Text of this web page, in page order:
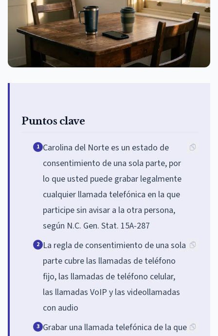
Puntos clave
1 Carolina del Norte es un estado de
consentimiento de una sola parte, por
lo que usted puede grabar legalmente
cualquier llamada telefónica en la que
participe sin avisar a la otra persona,
según N.C. Gen. Stat. 15A-287
2 La regla de consentimiento de una sola
parte cubre las llamadas de teléfono
fijo, las llamadas de teléfono celular,
las llamadas VoIP y las videollamadas
con audio
3 Grabar una llamada telefónica de la que